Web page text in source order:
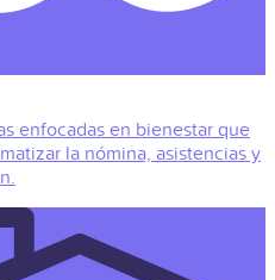
enfocadas en bienestar que
la nómina, asistencias y